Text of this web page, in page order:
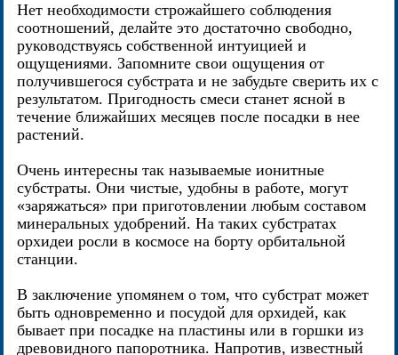
Нет необходимости строжайшего соблюдения
соотношений, делайте это достаточно свободно,
руководствуясь собственной интуицией и
ощущениями. Запомните свои ощущения от
получившегося субстрата и не забудьте сверить их с
результатом. Пригодность смеси станет ясной в
течение ближайших месяцев после посадки в нее
растений.
Очень интересны так называемые ионитные
субстраты. Они чистые, удобны в работе, могут
«заряжаться» при приготовлении любым составом
минеральных удобрений. На таких субстратах
орхидеи росли в космосе на борту орбитальной
станции.
В заключение упомянем о том, что субстрат может
быть одновременно и посудой для орхидей, как
бывает при посадке на пластины или в горшки из
древовидного папоротника. Напротив, известный